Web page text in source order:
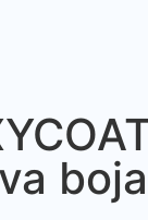
boja